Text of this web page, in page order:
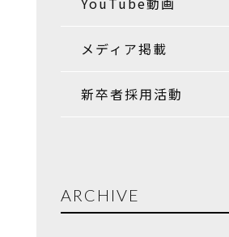
メディア掲載
新卒者採用活動
ARCHIVE